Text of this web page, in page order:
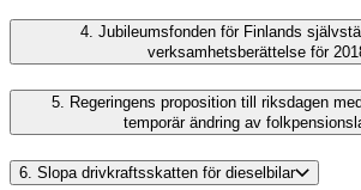
4. Jubileumsfonden för Finlands
verksamhetsberättelse för
5. Regeringens proposition till riksdagen
temporär ändring av
6. Slopa drivkraftsskatten för dieselbilar